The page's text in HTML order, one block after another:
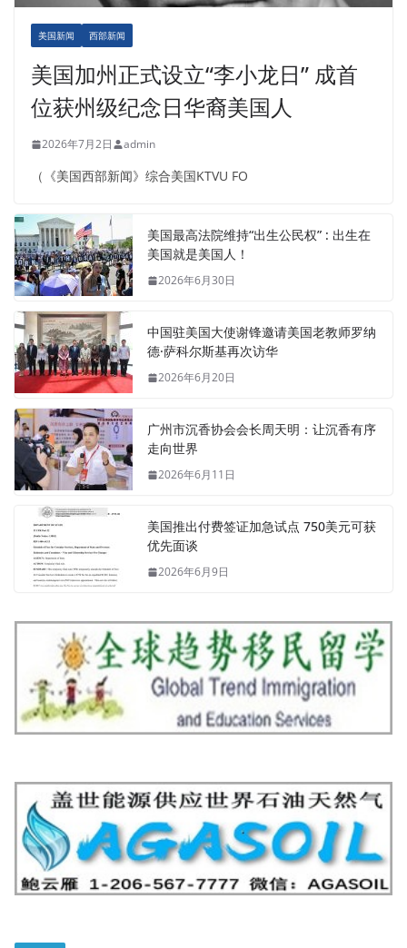
美国新闻 西部新闻
美国加州正式设立“李小龙日” 成首
位获州级纪念日华裔美国人
2026年7月2日 admin
（《美国西部新闻》综合美国KTVU FO
美国最高法院维持“出生公民权” : 出生在
美国就是美国人！
2026年6月30日
中国驻美国大使谢锋邀请美国老教师罗纳
德·萨科尔斯基再次访华
2026年6月20日
广州市沉香协会会长周天明：让沉香有序
走向世界
2026年6月11日
美国推出付费签证加急试点 750美元可获
优先面谈
2026年6月9日